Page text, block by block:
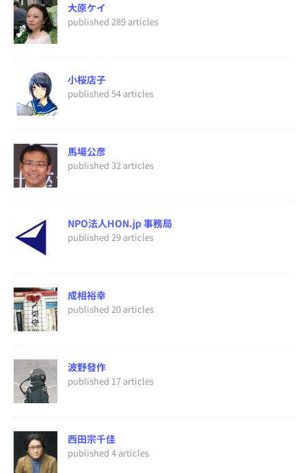
大原ケイ
published 289 articles
小桜店子
published 54 articles
馬場公彦
published 32 articles
NPO法人HON.jp 事務局
published 29 articles
成相裕幸
published 20 articles
波野發作
published 17 articles
西田宗千佳
published 4 articles